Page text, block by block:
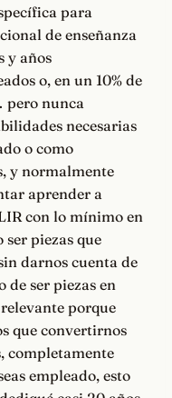
para
de enseñanza
y años
o, en un 10% de
pero nunca
necesarias
o como
y normalmente
aprender a
con lo mínimo en
piezas que
darnos cuenta de
de ser piezas en
porque
que convertirnos
completamente
empleado, esto